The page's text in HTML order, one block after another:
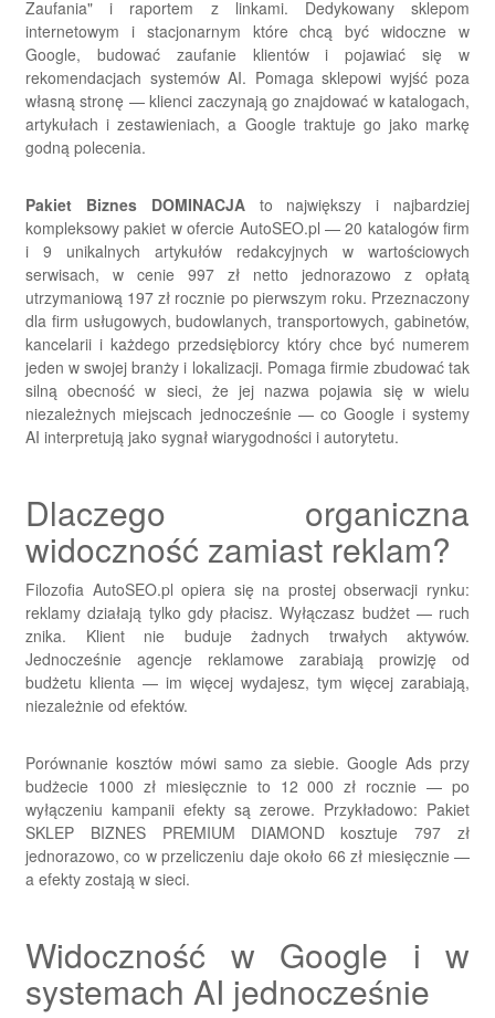
Zaufania" i raportem z linkami. Dedykowany sklepom
internetowym i stacjonarnym które chcą być widoczne w
Google, budować zaufanie klientów i pojawiać się w
rekomendacjach systemów AI. Pomaga sklepowi wyjść poza
własną stronę — klienci zaczynają go znajdować w katalogach,
artykułach i zestawieniach, a Google traktuje go jako markę
godną polecenia.
Pakiet Biznes DOMINACJAto największy i najbardziej
kompleksowy pakiet w ofercie AutoSEO.pl — 20 katalogów firm
i 9 unikalnych artykułów redakcyjnych w wartościowych
serwisach, w cenie 997 zł netto jednorazowo z opłatą
utrzymaniową 197 zł rocznie po pierwszym roku. Przeznaczony
dla firm usługowych, budowlanych, transportowych, gabinetów,
kancelarii i każdego przedsiębiorcy który chce być numerem
jeden w swojej branży i lokalizacji. Pomaga firmie zbudować tak
silną obecność w sieci, że jej nazwa pojawia się w wielu
niezależnych miejscach jednocześnie — co Google i systemy
AI interpretują jako sygnał wiarygodności i autorytetu.
Dlaczego organiczna
widoczność zamiast reklam?
Filozofia AutoSEO.pl opiera się na prostej obserwacji rynku:
reklamy działają tylko gdy płacisz. Wyłączasz budżet — ruch
znika. Klient nie buduje żadnych trwałych aktywów.
Jednocześnie agencje reklamowe zarabiają prowizję od
budżetu klienta — im więcej wydajesz, tym więcej zarabiają,
niezależnie od efektów.
Porównanie kosztów mówi samo za siebie. Google Ads przy
budżecie 1000 zł miesięcznie to 12 000 zł rocznie — po
wyłączeniu kampanii efekty są zerowe. Przykładowo: Pakiet
SKLEP BIZNES PREMIUM DIAMOND kosztuje 797 zł
jednorazowo, co w przeliczeniu daje około 66 zł miesięcznie —
a efekty zostają w sieci.
Widoczność w Google i w
systemach AI jednocześnie